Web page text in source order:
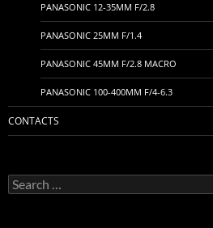
PANASONIC 12-35MM F/2.8
PANASONIC 25MM F/1.4
PANASONIC 45MM F/2.8 MACRO
PANASONIC 100-400MM F/4-6.3
CONTACTS
Search
for: